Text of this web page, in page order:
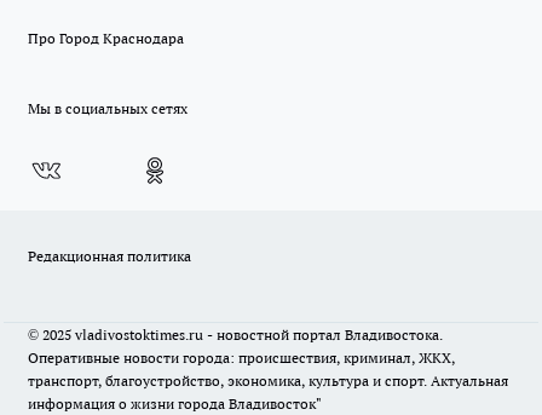
Про Город Краснодара
Мы в социальных сетях
Редакционная политика
© 2025 vladivostoktimes.ru - новостной портал Владивостока.
Оперативные новости города: происшествия, криминал, ЖКХ,
транспорт, благоустройство, экономика, культура и спорт. Актуальная
информация о жизни города Владивосток"